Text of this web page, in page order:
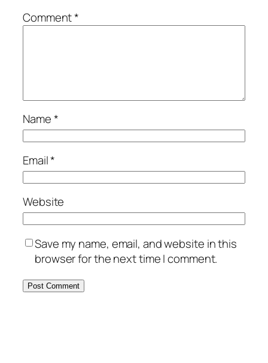
Comment*
Name*
Email*
Website
Save my name, email, and website in this
browser for the next time I comment.